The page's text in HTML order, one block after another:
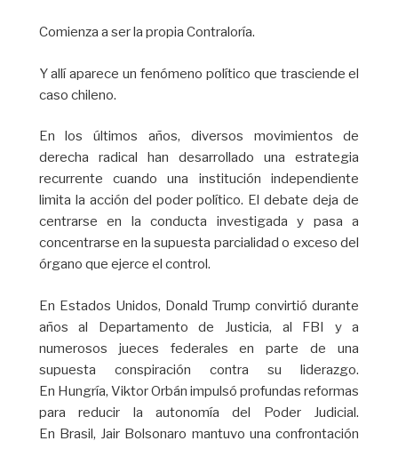
Comienza a ser la propia Contraloría.
Y allí aparece un fenómeno político que trasciende el
caso chileno.
En los últimos años, diversos movimientos de
derecha radical han desarrollado una estrategia
recurrente cuando una institución independiente
limita la acción del poder político. El debate deja de
centrarse en la conducta investigada y pasa a
concentrarse en la supuesta parcialidad o exceso del
órgano que ejerce el control.
En Estados Unidos, Donald Trump convirtió durante
años al Departamento de Justicia, al FBI y a
numerosos jueces federales en parte de una
supuesta conspiración contra su liderazgo.
En Hungría, Viktor Orbán impulsó profundas reformas
para reducir la autonomía del Poder Judicial.
En Brasil, Jair Bolsonaro mantuvo una confrontación